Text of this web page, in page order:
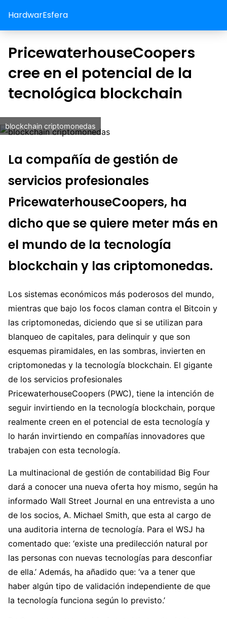
HardwarEsfera
PricewaterhouseCoopers
cree en el potencial de la
tecnológica blockchain
blockchain criptomonedas
La compañía de gestión de
servicios profesionales
PricewaterhouseCoopers, ha
dicho que se quiere meter más en
el mundo de la tecnología
blockchain y las criptomonedas.
Los sistemas económicos más poderosos del mundo,
mientras que bajo los focos claman contra el Bitcoin y
las criptomonedas, diciendo que si se utilizan para
blanqueo de capitales, para delinquir y que son
esquemas piramidales, en las sombras, invierten en
criptomonedas y la tecnología blockchain. El gigante
de los servicios profesionales
PricewaterhouseCoopers (PWC), tiene la intención de
seguir invirtiendo en la tecnología blockchain, porque
realmente creen en el potencial de esta tecnología y
lo harán invirtiendo en compañías innovadores que
trabajen con esta tecnología.
La multinacional de gestión de contabilidad Big Four
dará a conocer una nueva oferta hoy mismo, según ha
informado Wall Street Journal en una entrevista a uno
de los socios, A. Michael Smith, que esta al cargo de
una auditoria interna de tecnología. Para el WSJ ha
comentado que: ‘existe una predilección natural por
las personas con nuevas tecnologías para desconfiar
de ella.’ Además, ha añadido que: ‘va a tener que
haber algún tipo de validación independiente de que
la tecnología funciona según lo previsto.’